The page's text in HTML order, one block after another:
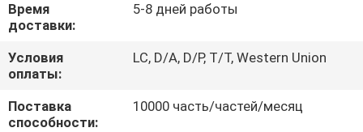
НОВОСТИ
ЗАПРОСИТЕ
ЦИТАТУ
Время
доставки:
5-8 дней работы
Условия
оплаты:
LC, D/A, D/P, T/T, Western Union
Поставка
способности:
10000 часть/частей/месяц